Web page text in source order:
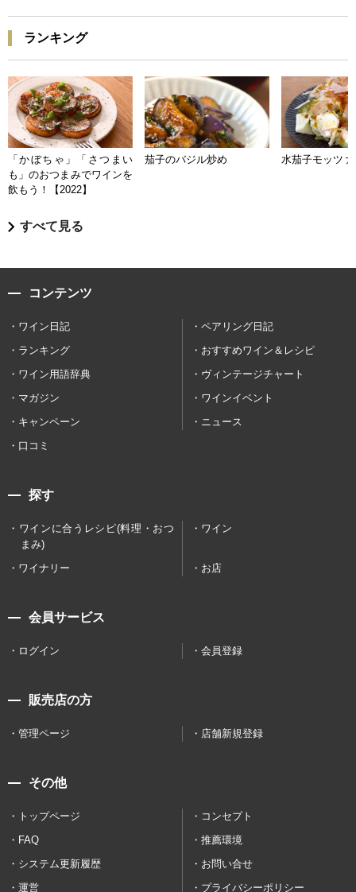
ランキング
「かぼちゃ」「さつまい
も」のおつまみでワインを
飲もう！【2022】
茄子のバジル炒め 水茄子モッツァ
すべて見る
コンテンツ
ワイン日記
ペアリング日記
ランキング
おすすめワイン＆レシピ
ワイン用語辞典
ヴィンテージチャート
マガジン
ワインイベント
キャンペーン
ニュース
口コミ
探す
ワインに合うレシピ(料理・おつ
まみ)
ワイン
ワイナリー お店
会員サービス
ログイン 会員登録
販売店の方
管理ページ 店舗新規登録
その他
トップページ
コンセプト
FAQ
推薦環境
システム更新履歴
お問い合せ
運営
プライバシーポリシー